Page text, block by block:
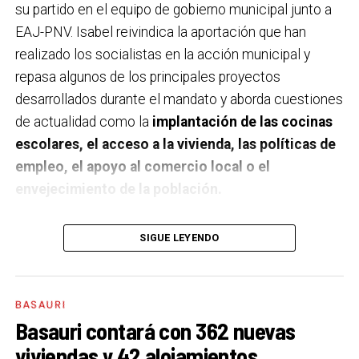
su partido en el equipo de gobierno municipal junto a
EAJ-PNV. Isabel reivindica la aportación que han
realizado los socialistas en la acción municipal y
repasa algunos de los principales proyectos
desarrollados durante el mandato y aborda cuestiones
de actualidad como la implantación de las cocinas
escolares, el acceso a la vivienda, las políticas de
empleo, el apoyo al comercio local o el
envejecimiento de la población.
A un año de acabar la legislatura, ¿qué balance
haces de la gestión del PSE en tus áreas dentro
del equipo de gobierno y qué proyectos
los gobiernos sirve para transformar y mejorar la vida
SIGUE LEYENDO
BASAURI
Basauri contará con 362 nuevas